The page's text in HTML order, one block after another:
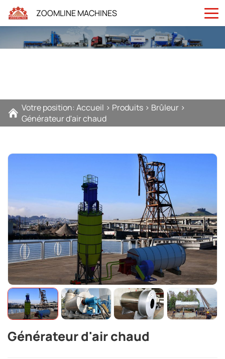
ZOOMLINE MACHINES
Votre position: Accueil > Produits > Brûleur >
Générateur d'air chaud
Générateur d'air chaud